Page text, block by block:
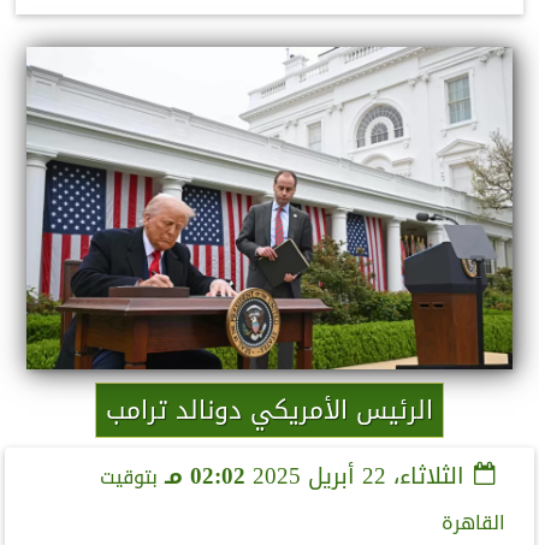
الرئيس الأمريكي دونالد ترامب
الثلاثاء، 22 أبريل 2025 02:02 مـ
بتوقيت
القاهرة